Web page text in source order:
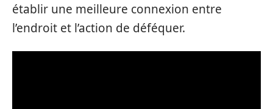
établir une meilleure connexion entre
l’endroit et l’action de déféquer.